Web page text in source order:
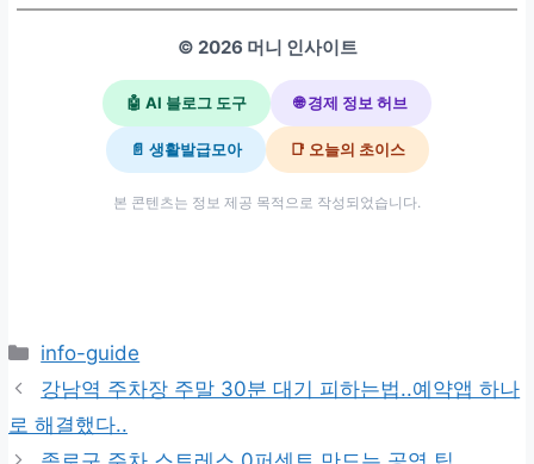
© 2026 머니 인사이트
🤖 AI 블로그 도구 🌐 경제 정보 허브
📄 생활발급모아 📑 오늘의 초이스
본 콘텐츠는 정보 제공 목적으로 작성되었습니다.
카
테
고
리
info-guide
강남역 주차장 주말 30분 대기 피하는법..예약앱 하나
로 해결했다..